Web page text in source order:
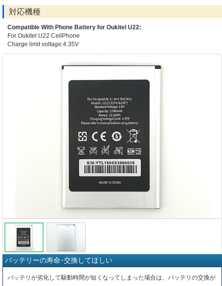
対応機種
Compatible With Phone Battery for Oukitel U22:
For Oukitel U22 CellPhone
Charge limit voltage:4.35V
バッテリーの寿命･交換してほしい
バッテリが劣化して駆動時間が短くなってしまった場合は、バッテリの交換が